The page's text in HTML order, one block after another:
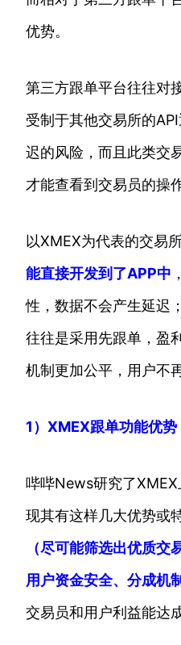
优势。
第三方跟单平台往往对
受制于其他交易所的
迟的风险，而且此类交
才能查看到交易员的操
以XMEX为代表的交易
能直接开发到了APP中
性，数据不会产生延迟
往往是采用先跟单，盈
机制更加公平，用户不
1） XMEX跟单功能优势
哔哔News研究了
现其有这样几大优势或
（尽可能筛选出优质交
用户资金安全、分成机
交易员和用户利益能达